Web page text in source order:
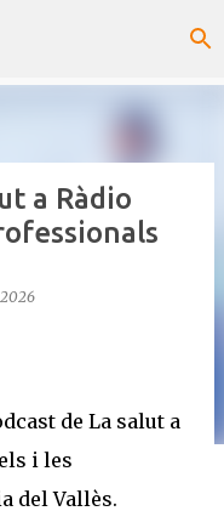
a Ràdio
de La salut a
i les
del Vallès.